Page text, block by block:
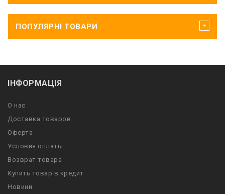
ПОПУЛЯРНІ ТОВАРИ
ІНФОРМАЦІЯ
О нас
Доставка товаров
Оферта
Условия оплаты
Возврат товара
Купить товар в кредит
Новини